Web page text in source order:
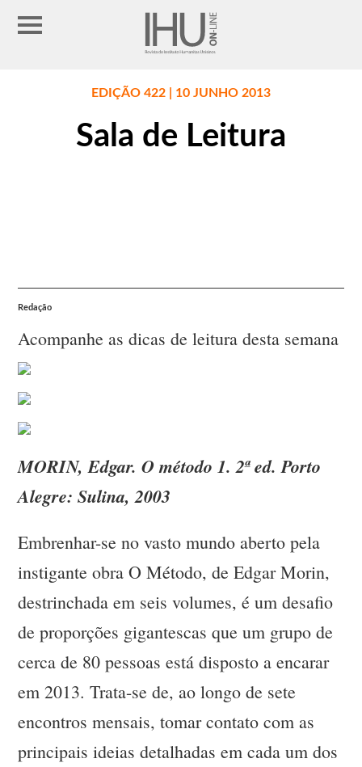
EDIÇÃO 422 | 10 JUNHO 2013
Sala de Leitura
Redação
Acompanhe as dicas de leitura desta semana
MORIN, Edgar. O método 1. 2ª ed. Porto
Alegre: Sulina, 2003
Embrenhar-se no vasto mundo aberto pela
instigante obra O Método, de Edgar Morin,
destrinchada em seis volumes, é um desafio
de proporções gigantescas que um grupo de
cerca de 80 pessoas está disposto a encarar
em 2013. Trata-se de, ao longo de sete
encontros mensais, tomar contato com as
principais ideias detalhadas em cada um dos